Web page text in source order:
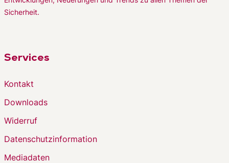
Sicherheit.
Services
Kontakt
Downloads
Widerruf
Datenschutzinformation
Mediadaten